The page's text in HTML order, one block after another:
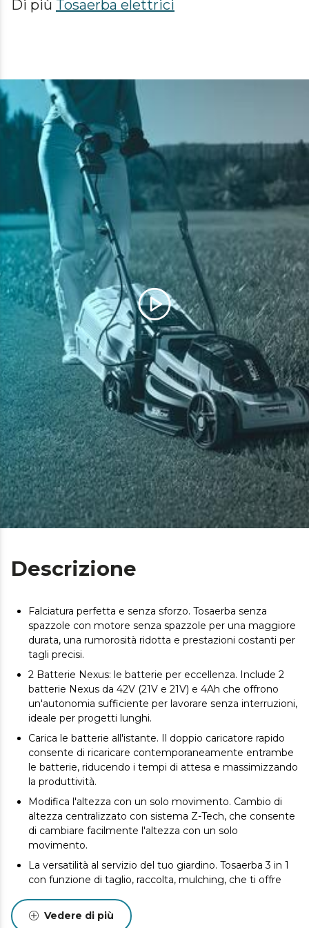
Di più Tosaerba elettrici
Descrizione
Falciatura perfetta e senza sforzo. Tosaerba senza
spazzole con motore senza spazzole per una maggiore
durata, una rumorosità ridotta e prestazioni costanti per
tagli precisi.
2 Batterie Nexus: le batterie per eccellenza. Include 2
batterie Nexus da 42V (21V e 21V) e 4Ah che offrono
un'autonomia sufficiente per lavorare senza interruzioni,
ideale per progetti lunghi.
Carica le batterie all'istante. Il doppio caricatore rapido
consente di ricaricare contemporaneamente entrambe
le batterie, riducendo i tempi di attesa e massimizzando
la produttività.
Modifica l'altezza con un solo movimento. Cambio di
altezza centralizzato con sistema Z-Tech, che consente
di cambiare facilmente l'altezza con un solo
movimento.
La versatilità al servizio del tuo giardino. Tosaerba 3 in 1
con funzione di taglio, raccolta, mulching, che ti offre
pulito e nutrito con una solo apparecchio.
Vedere di più